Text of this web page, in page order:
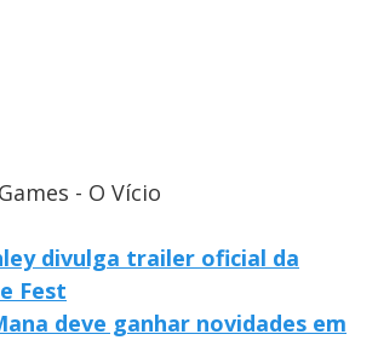
- O Vício
divulga trailer oficial da
Fest
deve ganhar novidades em